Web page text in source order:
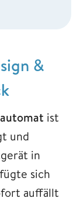
&
ist
und
in
sich
auffällt